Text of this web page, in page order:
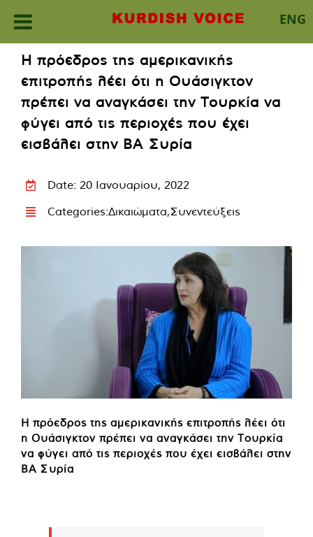
ENG
content
Η πρόεδρος της αμερικανικής
επιτροπής λέει ότι η Ουάσιγκτον
πρέπει να αναγκάσει την Τουρκία να
φύγει από τις περιοχές που έχει
εισβάλει στην ΒΑ Συρία
Date: 20 Ιανουαρίου, 2022
Categories:Δικαιώματα,Συνεντεύξεις
Η πρόεδρος της αμερικανικής επιτροπής λέει ότι
η Ουάσιγκτον πρέπει να αναγκάσει την Τουρκία
να φύγει από τις περιοχές που έχει εισβάλει στην
ΒΑ Συρία